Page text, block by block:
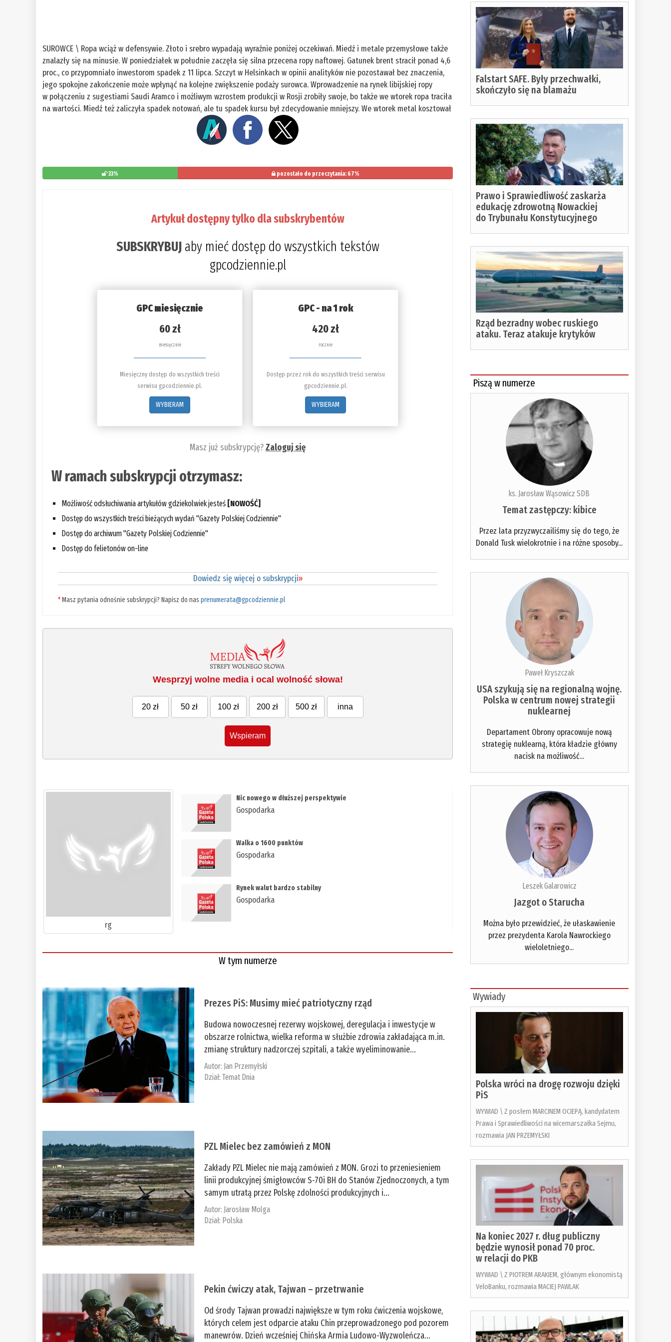
SUROWCE \ Ropa wciąż w defensywie. Złoto i srebro wypadają wyraźnie poniżej oczekiwań. Miedź i metale przemysłowe także
znalazły się na minusie. W poniedziałek w południe zaczęła się silna przecena ropy naftowej. Gatunek brent stracił ponad 4,6
proc., co przypomniało inwestorom spadek z 11 lipca. Szczyt w Helsinkach w opinii analityków nie pozostawał bez znaczenia,
jego spokojne zakończenie może wpłynąć na kolejne zwiększenie podaży surowca. Wprowadzenie na rynek libijskiej ropy
w połączeniu z sugestiami Saudi Aramco i możliwym wzrostem produkcji w Rosji zrobiły swoje, bo także we wtorek ropa traciła
na wartości. Miedź też zaliczyła spadek notowań, ale tu spadek kursu był zdecydowanie mniejszy. We wtorek metal kosztował
33% pozostało do przeczytania: 67%
Artykuł dostępny tylko dla subskrybentów
SUBSKRYBUJaby mieć dostęp do wszystkich tekstów
gpcodziennie.pl
GPC miesięcznie
60 zł
miesięcznie
Miesięczny dostęp do wszystkich treści
serwisu gpcodziennie.pl.
WYBIERAM
GPC - na 1 rok
420 zł
rocznie
Dostęp przez rok do wszystkich treści serwisu
gpcodziennie.pl.
WYBIERAM
Masz już subskrypcję?Zaloguj się
W ramach subskrypcji otrzymasz:
Możliwość odsłuchiwania artykułów gdziekolwiek jesteś [NOWOŚĆ]
Dostęp do wszystkich treści bieżących wydań "Gazety Polskiej Codziennie"
Dostęp do archiwum "Gazety Polskiej Codziennie"
Dostęp do felietonów on-line
Dowiedz się więcej o subskrypcji»
*Masz pytania odnośnie subskrypcji? Napisz do nasprenumerata@gpcodziennie.pl
Wesprzyj wolne media i ocal wolność słowa!
20 zł 50 zł 100 zł 200 zł 500 zł inna
Wspieram
rg
Nic nowego w dłuższej perspektywie
Gospodarka
​Walka o 1600 punktów
Gospodarka
Rynek walut bardzo stabilny
Gospodarka
W tym numerze
Prezes PiS: Musimy mieć patriotyczny rząd
Budowa nowoczesnej rezerwy wojskowej, deregulacja i inwestycje w
obszarze rolnictwa, wielka reforma w służbie zdrowia zakładająca m.in.
zmianę struktury nadzorczej szpitali, a także wyeliminowanie...
Autor: Jan Przemyłski
Dział:Temat Dnia
PZL Mielec bez zamówień z MON
Zakłady PZL Mielec nie mają zamówień z MON. Grozi to przeniesieniem
linii produkcyjnej śmigłowców S-70i BH do Stanów Zjednoczonych, a tym
samym utratą przez Polskę zdolności produkcyjnych i...
Autor: Jarosław Molga
Dział: Polska
Pekin ćwiczy atak, Tajwan – przetrwanie
Od środy Tajwan prowadzi największe w tym roku ćwiczenia wojskowe,
których celem jest odparcie ataku Chin przeprowadzonego pod pozorem
manewrów. Dzień wcześniej Chińska Armia Ludowo-Wyzwoleńcza...
Falstart SAFE. Były przechwałki,
skończyło się na blamażu
Prawo i Sprawiedliwość zaskarża
edukację zdrowotną Nowackiej
do Trybunału Konstytucyjnego
Rząd bezradny wobec ruskiego
ataku. Teraz atakuje krytyków
Piszą w numerze
ks. Jarosław Wąsowicz SDB
Temat zastępczy: kibice
Przez lata przyzwyczailiśmy się do tego, że
Donald Tusk wielokrotnie i na różne sposoby...
Paweł Kryszczak
USA szykują się na regionalną wojnę.
Polska w centrum nowej strategii
nuklearnej
Departament Obrony opracowuje nową
strategię nuklearną, która kładzie główny
nacisk na możliwość...
Leszek Galarowicz
Jazgot o Starucha
Można było przewidzieć, że ułaskawienie
przez prezydenta Karola Nawrockiego
wieloletniego...
Wywiady
Polska wróci na drogę rozwoju dzięki
PiS
WYWIAD \ Z posłem MARCINEM OCIEPĄ, kandydatem
Prawa i Sprawiedliwości na wicemarszałka Sejmu,
rozmawia JAN PRZEMYŁSKI
Na koniec 2027 r. dług publiczny
będzie wynosił ponad 70 proc.
w relacji do PKB
WYWIAD \ Z PIOTREM ARAKIEM, głównym ekonomistą
VeloBanku, rozmawia MACIEJ PAWLAK